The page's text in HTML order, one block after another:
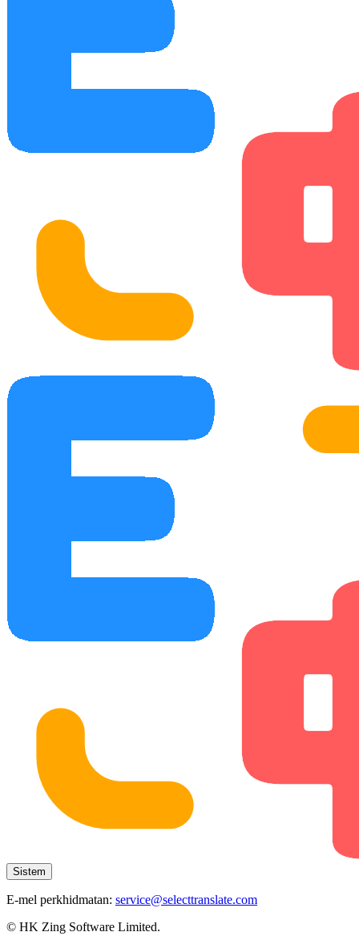
Sistem
E-mel perkhidmatan: service@selecttranslate.com
© HK Zing Software Limited.